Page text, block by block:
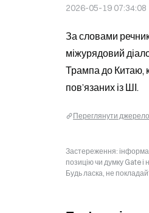
2026-05-19 07:34:08
За словами
міжурядовий
Трампа до Китаю,
пов’язаних із ШІ.
Переглянути джерело
Застереження:
позицію чи думку Gate
Будь ласка, не